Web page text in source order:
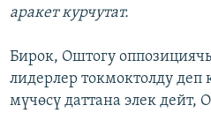
аракет курчутат.
Бирок, Оштогу
лидерлер токмоктолду деп
мүчөсү даттана элек